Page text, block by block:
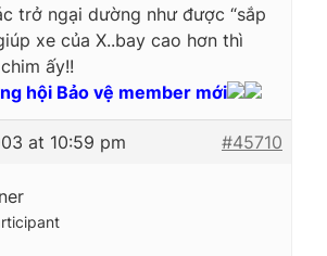
trở ngại dường như được “sắp
xe của X..bay cao hơn thì
ấy!!
hội Bảo vệ member mới
at 10:59 pm #45710